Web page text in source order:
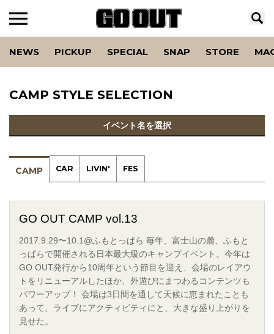
NEWS PICKUP SPECIAL SNAP STORE
CAMP STYLE SELECTION
イベント名を選択
CAMP CAR LIVIN' FES
GO OUT CAMP vol.13
2017.9.29〜10.1@ふもとっぱら 毎年、富士山の麓、ふもと
っぱらで開催される日本最大級のキャンプイベント。今年は
GO OUT発行から10周年という節目を迎え、会場のレイアウ
トをリニューアルしたほか、外遊びにまつわるコンテンツも
パワーアップ！ 会場は3日間を通して天候に恵まれたことも
あって、ライブにアクティビティにと、大きな盛り上がりを
見せた。